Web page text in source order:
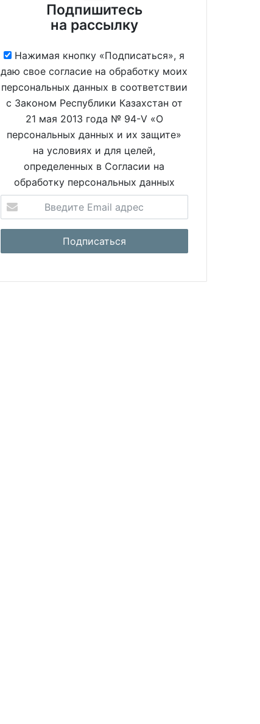
Подпишитесь
на рассылку
Нажимая кнопку «Подписаться», я
даю свое согласие на обработку моих
персональных данных в соответствии
с Законом Республики Казахстан от
21 мая 2013 года № 94-V «О
персональных данных и их защите»
на условиях и для целей,
определенных в Согласии на
обработку персональных данных